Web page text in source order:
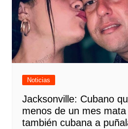
Noticias
Jacksonville: Cubano
menos de un mes
también cubana a